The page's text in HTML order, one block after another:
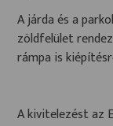
A járda és a
zöldfelület
rámpa is
A kivitelezést az